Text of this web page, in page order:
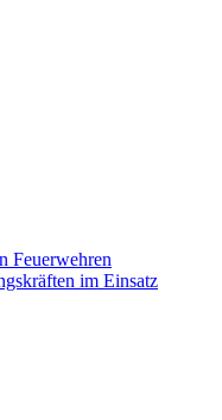
Feuerwehren
im Einsatz